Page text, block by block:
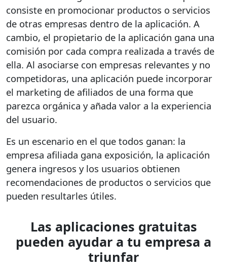
consiste en promocionar productos o servicios
de otras empresas dentro de la aplicación. A
cambio, el propietario de la aplicación gana una
comisión por cada compra realizada a través de
ella. Al asociarse con empresas relevantes y no
competidoras, una aplicación puede incorporar
el marketing de afiliados de una forma que
parezca orgánica y añada valor a la experiencia
del usuario.
Es un escenario en el que todos ganan: la
empresa afiliada gana exposición, la aplicación
genera ingresos y los usuarios obtienen
recomendaciones de productos o servicios que
pueden resultarles útiles.
Las aplicaciones gratuitas
pueden ayudar a tu empresa a
triunfar